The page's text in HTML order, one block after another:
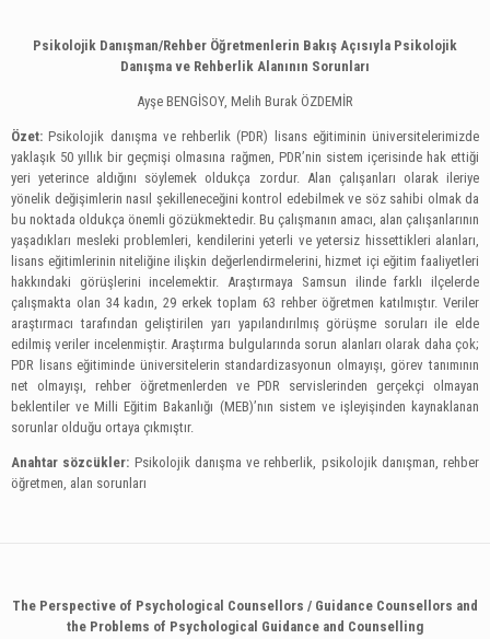
Psikolojik Danışman/Rehber Öğretmenlerin Bakış Açısıyla Psikolojik
Danışma ve Rehberlik Alanının Sorunları
Ayşe BENGİSOY, Melih Burak ÖZDEMİR
Özet:Psikolojik danışma ve rehberlik (PDR) lisans eğitiminin üniversitelerimizde
yaklaşık 50 yıllık bir geçmişi olmasına rağmen, PDR’nin sistem içerisinde hak ettiği
yeri yeterince aldığını söylemek oldukça zordur. Alan çalışanları olarak ileriye
yönelik değişimlerin nasıl şekilleneceğini kontrol edebilmek ve söz sahibi olmak da
bu noktada oldukça önemli gözükmektedir. Bu çalışmanın amacı, alan çalışanlarının
yaşadıkları mesleki problemleri, kendilerini yeterli ve yetersiz hissettikleri alanları,
lisans eğitimlerinin niteliğine ilişkin değerlendirmelerini, hizmet içi eğitim faaliyetleri
hakkındaki görüşlerini incelemektir. Araştırmaya Samsun ilinde farklı ilçelerde
çalışmakta olan 34 kadın, 29 erkek toplam 63 rehber öğretmen katılmıştır. Veriler
araştırmacı tarafından geliştirilen yarı yapılandırılmış görüşme soruları ile elde
edilmiş veriler incelenmiştir. Araştırma bulgularında sorun alanları olarak daha çok;
PDR lisans eğitiminde üniversitelerin standardizasyonun olmayışı, görev tanımının
net olmayışı, rehber öğretmenlerden ve PDR servislerinden gerçekçi olmayan
beklentiler ve Milli Eğitim Bakanlığı (MEB)’nın sistem ve işleyişinden kaynaklanan
sorunlar olduğu ortaya çıkmıştır.
Anahtar sözcükler: Psikolojik danışma ve rehberlik, psikolojik danışman, rehber
öğretmen, alan sorunları
The Perspective of Psychological Counsellors / Guidance Counsellors and
the Problems of Psychological Guidance and Counselling